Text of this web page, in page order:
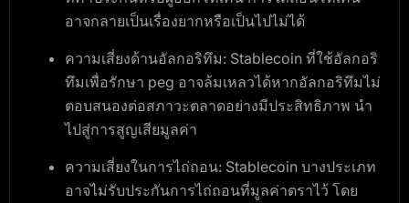
อาจกลายเป็นเรื่องยากหรือเป็นไปไม่ได้
ความเสี่ยงด้านอัลกอริทึม: Stablecoin ที่ใช้อัลกอริ
ทึมเพื่อรักษา peg อาจล้มเหลวได้หากอัลกอริทึมไม่
ตอบสนองต่อสภาวะตลาดอย่างมีประสิทธิภาพ นำ
ไปสู่การสูญเสียมูลค่า
ความเสี่ยงในการไถ่ถอน: Stablecoin บางประเภท
อาจไม่รับประกันการไถ่ถอนที่มูลค่าตราไว้ โดย